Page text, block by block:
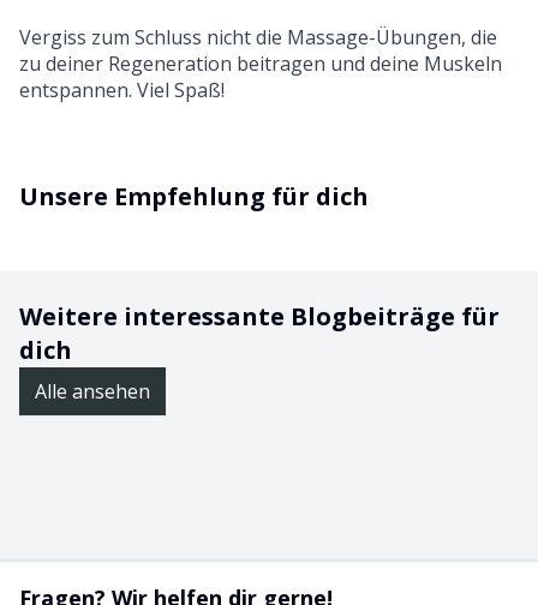
Vergiss zum Schluss nicht die Massage-Übungen, die
zu deiner Regeneration beitragen und deine Muskeln
entspannen. Viel Spaß!
Unsere Empfehlung für dich
Weitere interessante Blogbeiträge für
dich
Alle ansehen
Fragen? Wir helfen dir gerne!